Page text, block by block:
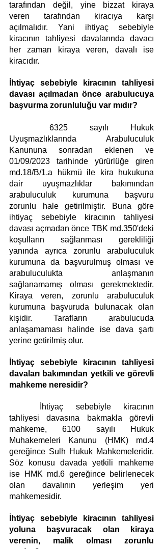
tarafından değil, yine bizzat kiraya
veren tarafından kiracıya karşı
açılmalıdır. Yani ihtiyaç sebebiyle
kiracının tahliyesi davalarında davacı
her zaman kiraya veren, davalı ise
kiracıdır.
İhtiyaç sebebiyle kiracının tahliyesi
davası açılmadan önce arabulucuya
başvurma zorunluluğu var mıdır?
6325 sayılı Hukuk
Uyuşmazlıklarında Arabuluculuk
Kanununa sonradan eklenen ve
01/09/2023 tarihinde yürürlüğe giren
md.18/B/1.a hükmü ile kira hukukuna
dair uyuşmazlıklar bakımından
arabuluculuk kurumuna başvuru
zorunlu hale getirilmiştir. Buna göre
ihtiyaç sebebiyle kiracının tahliyesi
davası açmadan önce TBK md.350'deki
koşulların sağlanması gerekliliği
yanında ayrıca zorunlu arabuluculuk
kurumuna da başvurulmuş olması ve
arabuluculukta anlaşmanın
sağlanamamış olması gerekmektedir.
Kiraya veren, zorunlu arabuluculuk
kurumuna başvuruda bulunacak olan
kişidir. Tarafların arabulucuda
anlaşamaması halinde ise dava şartı
yerine getirilmiş olur.
İhtiyaç sebebiyle kiracının tahliyesi
davaları bakımından yetkili ve görevli
mahkeme neresidir?
tahliyesi davasına bakmakla görevli
mahkeme, 6100 sayılı Hukuk
Muhakemeleri Kanunu (HMK) md.4
gereğince Sulh Hukuk Mahkemeleridir.
Söz konusu davada yetkili mahkeme
ise HMK md.6 gereğince belirlenecek
olan davalının yerleşim yeri
mahkemesidir.
İhtiyaç sebebiyle kiracının tahliyesi
yoluna başvuracak olan kiraya
verenin, malik olması zorunlu